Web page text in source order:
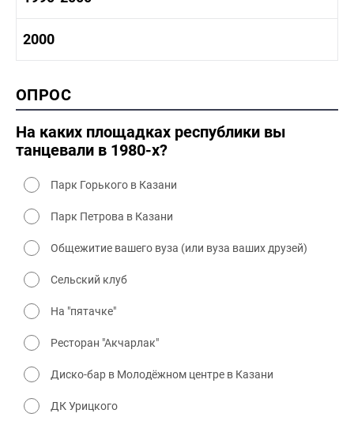
1980-1990 культура
1990-2000 культура
2000
2000 промышленность
2000 культура
ОПРОС
На каких площадках республики вы
танцевали в 1980-х?
Парк Горького в Казани
Парк Петрова в Казани
Общежитие вашего вуза (или вуза ваших друзей)
Сельский клуб
На "пятачке"
Ресторан "Акчарлак"
Диско-бар в Молодёжном центре в Казани
ДК Урицкого